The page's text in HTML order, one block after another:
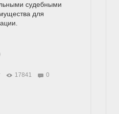
судебными
для
17841 0